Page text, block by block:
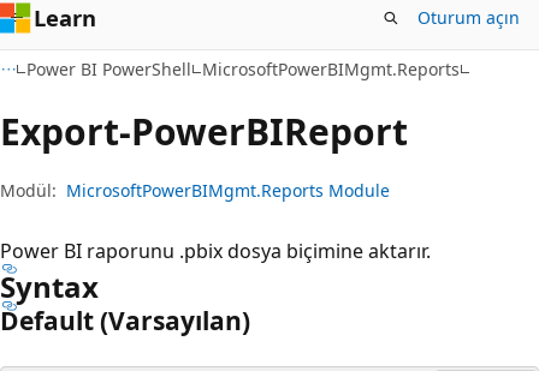
Learn Oturum açın
Power BI PowerShell MicrosoftPowerBIMgmt.Reports
Export-PowerBIReport
Modül: MicrosoftPowerBIMgmt.Reports Module
Power BI raporunu .pbix dosya biçimine aktarır.
Syntax
Default (Varsayılan)